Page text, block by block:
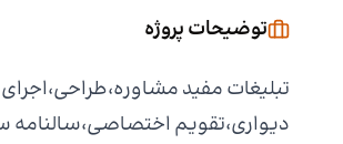
توضیحات پروژه
تبلیغات مفید
دیواری،تقویم اختصاصی،سالنامه